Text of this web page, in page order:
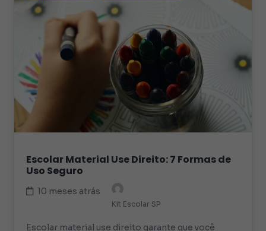
Escolar Material Use Direito: 7 Formas de
Uso Seguro
10 meses atrás
Kit Escolar SP
Escolar material use direito garante que você